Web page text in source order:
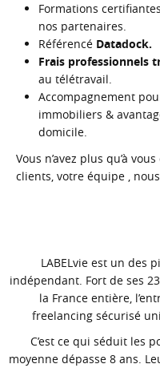
Formations
nos partenaires.
Référencé Datadock.
Frais professionnels
au télétravail.
Accompagnement
immobiliers &
domicile.
Vous n’avez plus qu’à
clients, votre équipe ,
LABELvie est un des
indépendant. Fort de ses
la France entière,
freelancing sécurisé
C’est ce qui séduit les
moyenne dépasse 8 ans.